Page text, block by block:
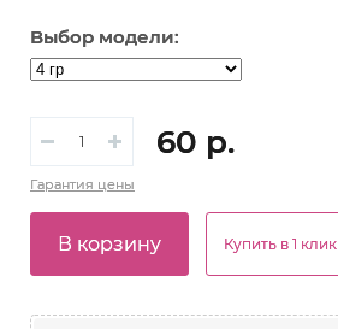
Выбор модели:
Гарантия цены
60 р.
В корзину Купить в 1 клик